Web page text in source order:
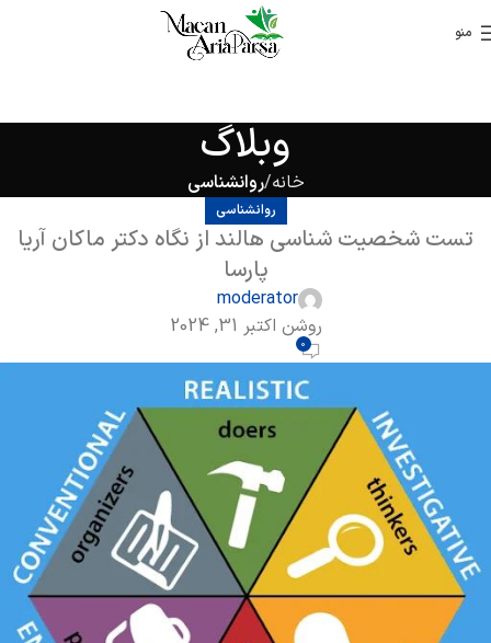
منو
وبلاگ
خانه روانشناسی
روانشناسی
تست شخصیت شناسی هالند از نگاه دکتر ماکان آریا
پارسا
moderator
روشن اکتبر 31, 2024
0